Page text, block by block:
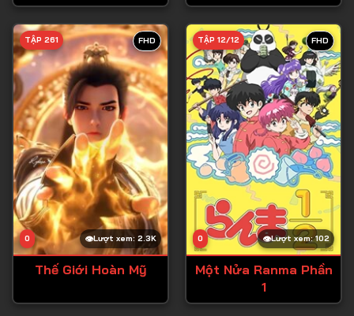
FHD
Lượt xem: 2.3K
0
TẬP 261
Thế Giới Hoàn Mỹ
FHD
Lượt xem: 102
0
TẬP 12/12
Một Nửa Ranma Phần
1